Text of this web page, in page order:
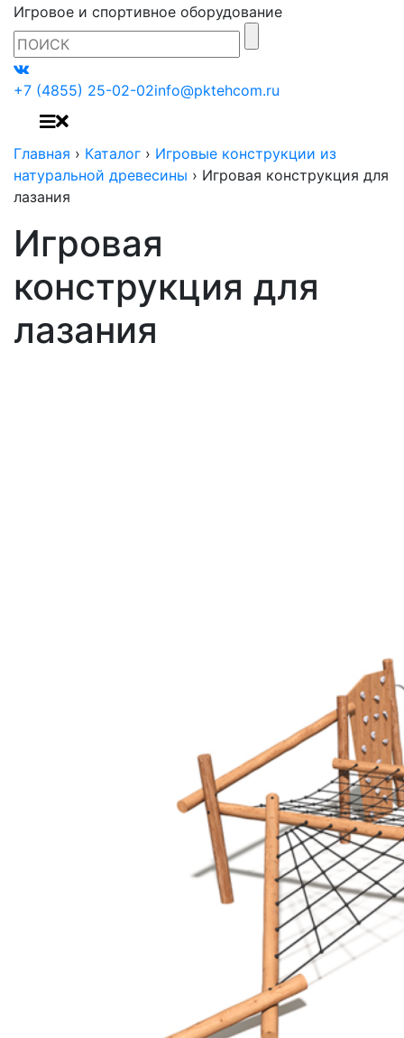
Игровое и спортивное оборудование
+7 (4855) 25-02-02info@pktehcom.ru
Главная › Каталог › Игровые конструкции из
натуральной древесины › Игровая конструкция для
лазания
Игровая
конструкция для
лазания